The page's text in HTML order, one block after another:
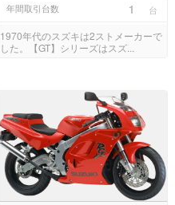
年間取引台数 1 台
1970年代のスズキは2ストメーカーで
した。【GT】シリーズはスズ...